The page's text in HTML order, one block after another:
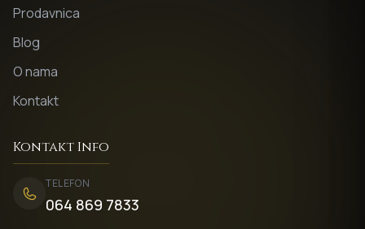
Prodavnica
Blog
O nama
Kontakt
Kontakt Info
TELEFON
064 869 7833